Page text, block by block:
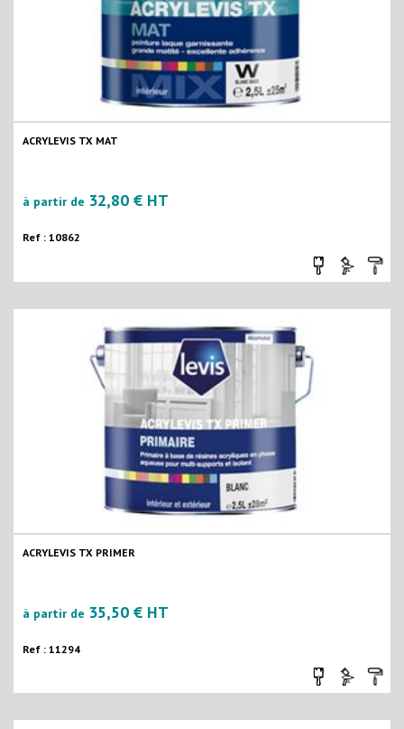
ACRYLEVIS TX MAT
à partir de 32,80 € HT
Ref : 10862
ACRYLEVIS TX PRIMER
à partir de 35,50 € HT
Ref : 11294